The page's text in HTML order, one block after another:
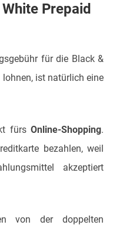
Prepaid
für die Black &
ist natürlich eine
fürs Online-Shopping.
bezahlen, weil
akzeptiert
von der doppelten